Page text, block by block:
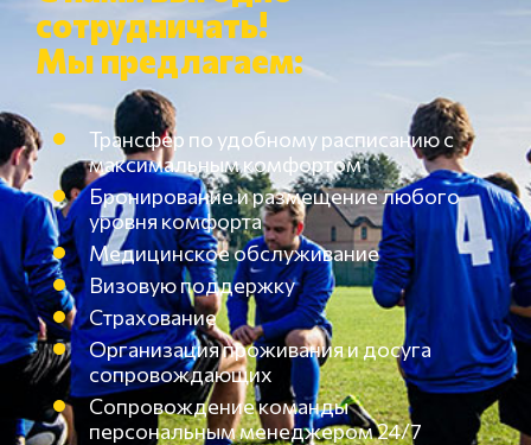
сотрудничать!
Мы предлагаем:
Трансфер по удобному расписанию с
максимальным комфортом
Бронирование и размещение любого
уровня комфорта
Медицинское обслуживание
Визовую поддержку
Страхование
Организация проживания и досуга
сопровождающих
Сопровождение команды
персональным менеджером 24/7